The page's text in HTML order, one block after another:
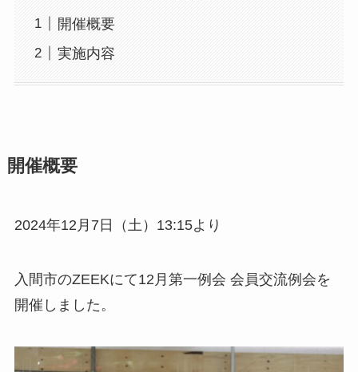
開催概要
実施内容
開催概要
2024年12月7日（土）13:15より
入間市のZEEKにて12月第一例会 会員交流例会を
開催しました。